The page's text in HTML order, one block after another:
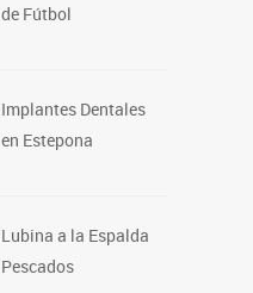
de Fútbol
Implantes Dentales
en Estepona
Lubina a la Espalda
Pescados